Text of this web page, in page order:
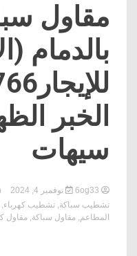
مقاول
بالدمام
الخبر
سيهات
نوفمبر 4, 2024
تشطيب سباكة, تشطيب كهرباء,
المطاعم, مقاول سباكة, مقاول